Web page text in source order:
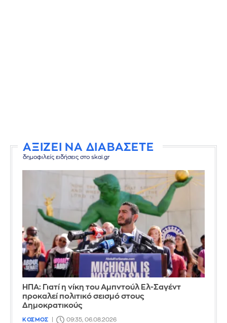
ΑΞΙΖΕΙ ΝΑ ΔΙΑΒΑΣΕΤΕ
δημοφιλείς ειδήσεις στο skai.gr
ΗΠΑ: Γιατί η νίκη του Αμπντούλ Ελ-Σαγέντ
προκαλεί πολιτικό σεισμό στους
Δημοκρατικούς
ΚΟΣΜΟΣ 09:35, 06.08.2026